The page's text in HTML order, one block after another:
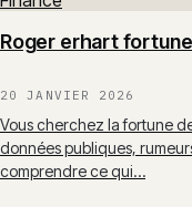
Roger erhart
20 JANVIER 2026
Vous cherchez la fortune
données publiques,
comprendre ce qui…